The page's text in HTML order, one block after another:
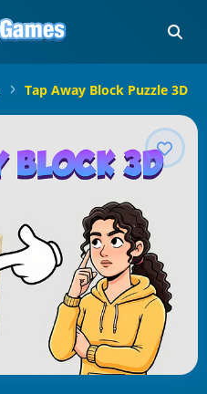
Tap Away Block Puzzle 3D